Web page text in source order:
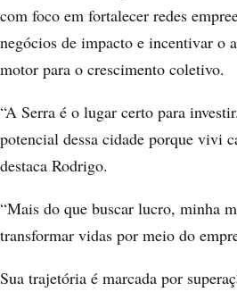
com foco em fortalecer redes
negócios de impacto e incentivar o
motor para o crescimento coletivo.
“A Serra é o lugar certo para
potencial dessa cidade porque vivi
destaca Rodrigo.
“Mais do que buscar lucro, minha
transformar vidas por meio do
Sua trajetória é marcada por